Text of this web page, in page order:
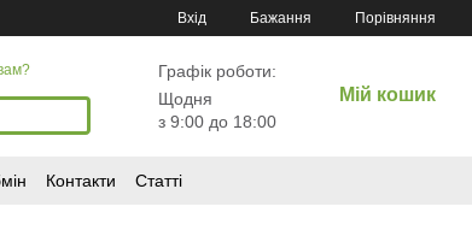
Вхід Бажання Порівняння
Графік роботи:
Щодня
з 9:00 до 18:00
Мій кошик
Контакти Статті